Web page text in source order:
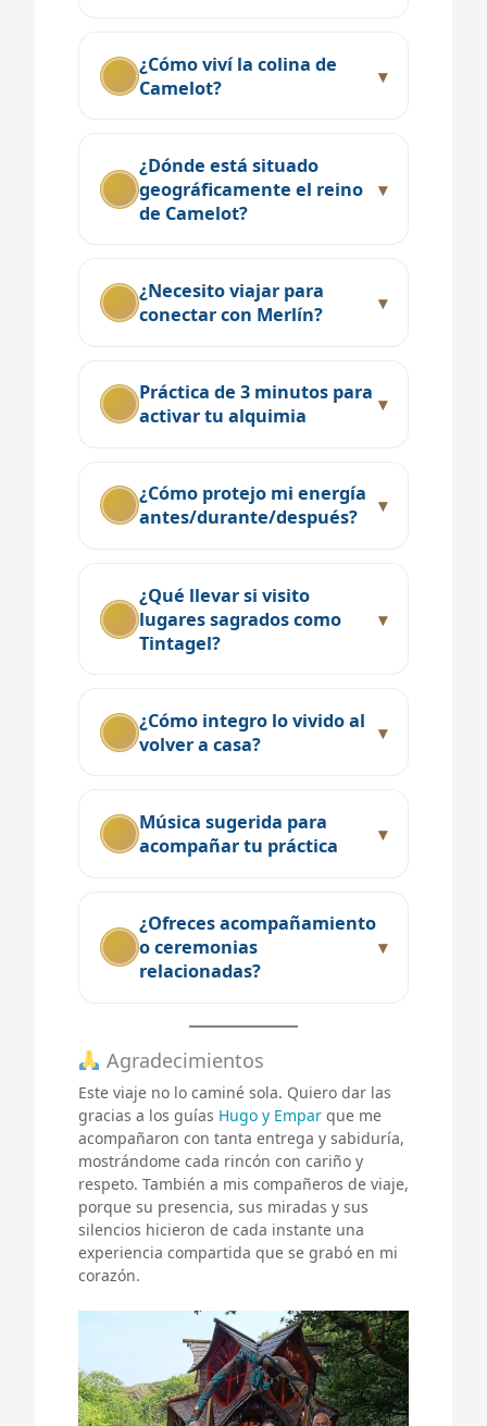
¿Cómo viví la colina de
Camelot?
¿Dónde está situado
geográficamente el reino
de Camelot?
¿Necesito viajar para
conectar con Merlín?
Práctica de 3 minutos para
activar tu alquimia
¿Cómo protejo mi energía
antes/durante/después?
¿Qué llevar si visito
lugares sagrados como
Tintagel?
¿Cómo integro lo vivido al
volver a casa?
Música sugerida para
acompañar tu práctica
¿Ofreces acompañamiento
o ceremonias
relacionadas?
Agradecimientos
Este viaje no lo caminé sola. Quiero dar las
gracias a los guías Hugo y Empar que me
acompañaron con tanta entrega y sabiduría,
mostrándome cada rincón con cariño y
respeto. También a mis compañeros de viaje,
porque su presencia, sus miradas y sus
silencios hicieron de cada instante una
experiencia compartida que se grabó en mi
corazón.